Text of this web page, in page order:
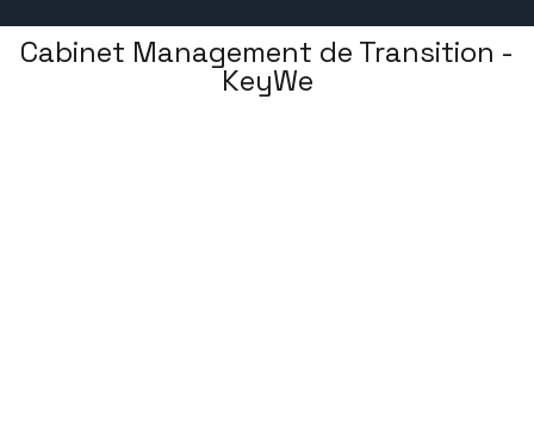
Cabinet Management de Transition -
KeyWe